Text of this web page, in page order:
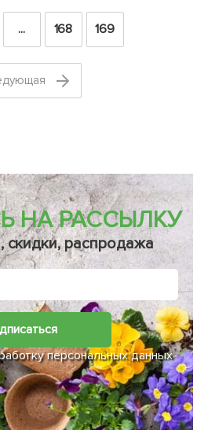
... 168 169
НА РАССЫЛКУ
скидки, распродажа
персональных данных